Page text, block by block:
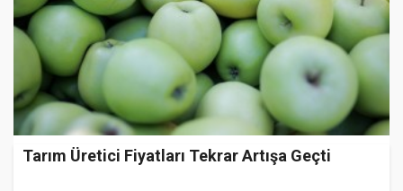
Tarım Üretici Fiyatları Tekrar Artışa Geçti